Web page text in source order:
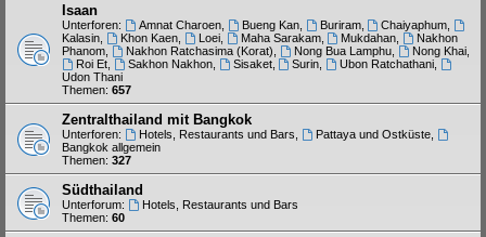
Isaan
Unterforen: Amnat Charoen, Bueng Kan, Buriram, Chaiyaphum
Kalasin
Khon Kaen, Loei, Maha Sarakam, Mukdahan
Nakhon
Phanom
Nakhon Ratchasima (Korat) Nong Bua Lamphu, Nong Khai,
Roi Et, Sakhon Nakhon, Sisaket, Surin Ubon Ratchathani
Udon Thani
Themen: 657
Zentralthailand mit Bangkok
Unterforen: Hotels, Restaurants und Bars Pattaya und Ostküste,
Bangkok allgemein
Themen: 327
Südthailand
Unterforum:
Hotels, Restaurants und Bars
Themen: 60